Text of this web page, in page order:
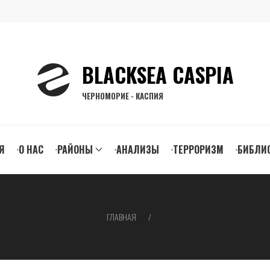
BLACKSEA CASPIA
ЧЕРНОМОРИЕ - КАСПИЯ
О НАС РАЙОНЫ АНАЛИЗЫ ТЕРРОРИЗМ
ГЛАВНАЯ